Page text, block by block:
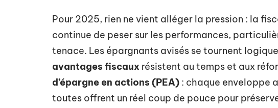
Pour 2025, rien ne vient alléger la pression : la
continue de peser sur les performances,
tenace. Les épargnants avisés se tournent
avantages fiscaux résistent au temps et aux
d’épargne en actions (PEA) : chaque enveloppe
toutes offrent un réel coup de pouce pour